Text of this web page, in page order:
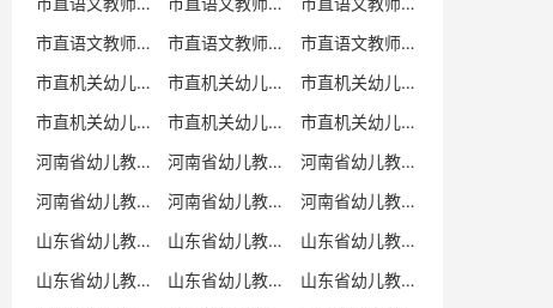
市直语文教师编制考试真题
市直语文教师编制考试真题卷
市直语文教师考试
市直机关幼儿教师招聘
市直机关幼儿教师考试
市直机关幼儿教师招聘考试真题
市直机关幼儿教师招聘考试真题卷
市直机关幼儿教师编制考试真题卷
市直机关幼儿教师编制考试真题
河南省幼儿教师招聘
河南省幼儿教师考试
河南省幼儿教师招聘考试真题
河南省幼儿教师招聘考试真题卷
河南省幼儿教师编制考试真题
河南省幼儿教师编制考试真题卷
山东省幼儿教师招聘
山东省幼儿教师考试
山东省幼儿教师招聘考试真题
山东省幼儿教师招聘考试真题卷
山东省幼儿教师编制考试真题
山东省幼儿教师编制考试真题卷